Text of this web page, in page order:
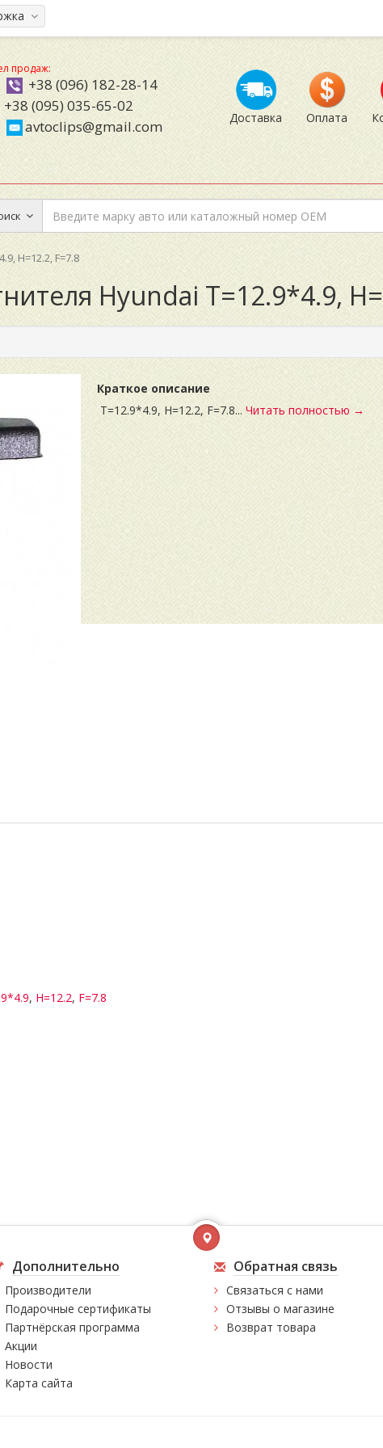
продаж:
+38 (096) 182-28-14
+38 (095) 035-65-02
avtoclips@gmail.com
Доставка Оплата
H=12.2, F=7.8
Hyundai T=12.9*4.9,
Краткое описание
T=12.9*4.9, H=12.2, F=7.8... Читать полностью →
, H=12.2, F=7.8
Дополнительно
Производители
Подарочные сертификаты
Партнёрская программа
Акции
Новости
Карта сайта
Обратная связь
Связаться с нами
Отзывы о магазине
Возврат товара